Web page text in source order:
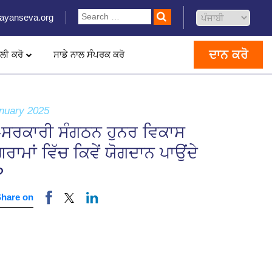
ਕਰੋ ਸਾਡੇ ਨਾਲ ਸੰਪਰਕ ਕਰੋ ਦਾਨ ਕਰੋ
2025
ਸੰਗਠਨ ਹੁਨਰ ਵਿਕਾਸ
ਵਿੱਚ ਕਿਵੇਂ ਯੋਗਦਾਨ ਪਾਉਂਦੇ
on